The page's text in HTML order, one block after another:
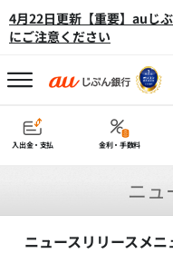
4月22日更新【重要】auじ
にご注意ください
入出金・支払 金利・手数料
ニュ
ニュースリリースメニ